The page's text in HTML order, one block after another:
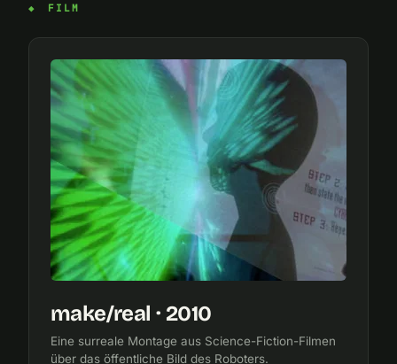
FILM
make/real · 2010
Eine surreale Montage aus Science-Fiction-Filmen
über das öffentliche Bild des Roboters.